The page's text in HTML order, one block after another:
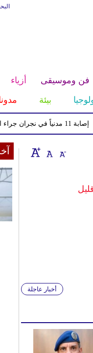
فن وموسيقى أزياء
بيئة
أخبار عاجلة